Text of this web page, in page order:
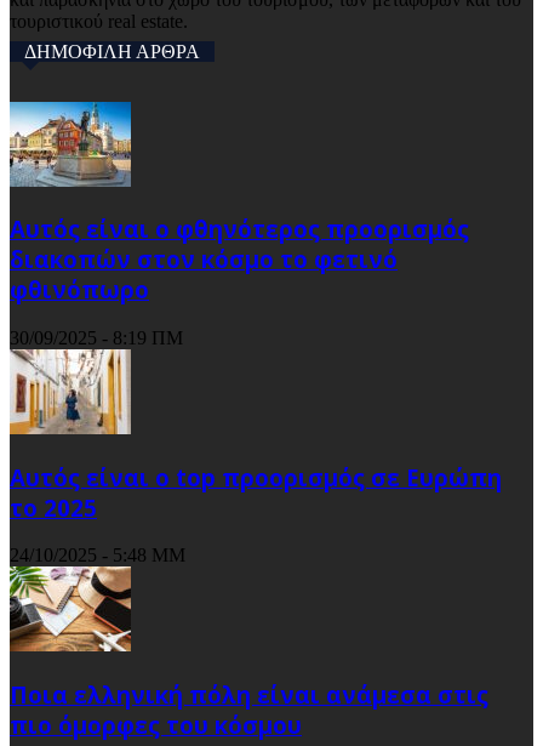
τουριστικού real estate.
ΔΗΜΟΦΙΛΗ ΑΡΘΡΑ
Αυτός είναι ο φθηνότερος προορισμός
διακοπών στον κόσμο το φετινό
φθινόπωρο
30/09/2025 - 8:19 ΠΜ
Αυτός είναι ο top προορισμός σε Ευρώπη
το 2025
24/10/2025 - 5:48 ΜΜ
Ποια ελληνική πόλη είναι ανάμεσα στις
πιο όμορφες του κόσμου